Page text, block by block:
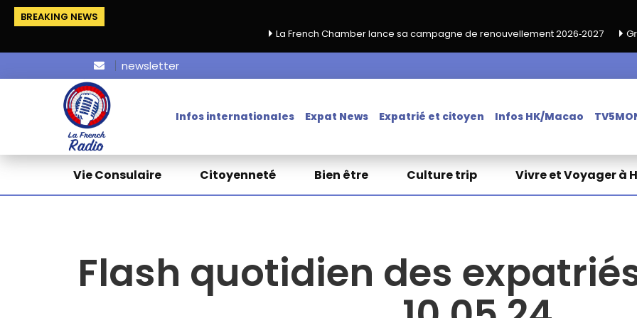
BREAKING NEWS
La French Chamber lance sa campagne de renouvellement 2026‑2027
Grand café de rentrée
newsletter
Infos internationales Expat News Expatrié et citoyen Infos HK/Macao
Vie Consulaire Citoyenneté Bien être Culture trip Vivre et Voyager à
Flash quotidien des